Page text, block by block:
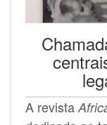
A revista